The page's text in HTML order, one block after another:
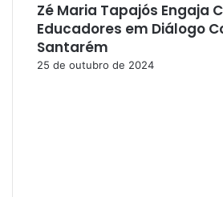
Zé Maria Tapajós Engaja
Educadores em Diálogo
Santarém
25 de outubro de 2024